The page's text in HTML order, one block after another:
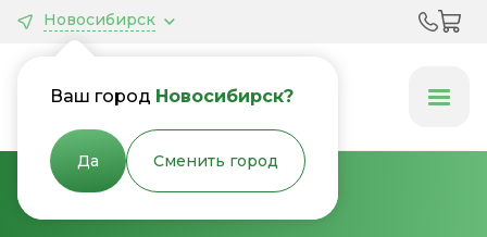
Новосибирск
Ваш город Новосибирск?
Да Сменить город
Грядки & Клумбы
Главная Грядки для теплицы